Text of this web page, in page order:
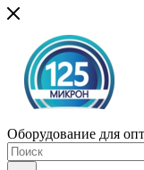
Оборудование для